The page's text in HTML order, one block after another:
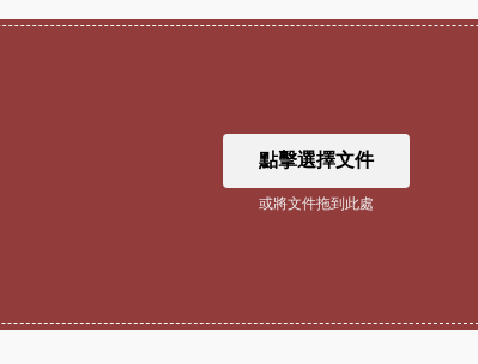
點擊選擇文件
或將文件拖到此處